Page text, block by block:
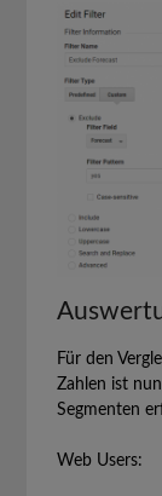
Für den
Zahlen ist
Segmenten
Web Users: